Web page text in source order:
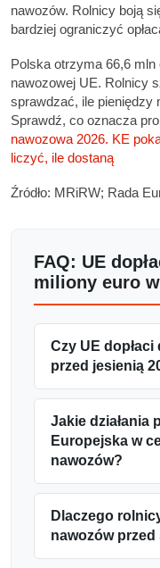
nawozów. Rolnicy boją
bardziej ograniczyć
Polska otrzyma 66,6
nawozowej UE. Rolnicy
sprawdzać, ile pieniędzy
Sprawdź, co oznacza
nawozowa 2026. KE
liczyć, ile dostaną
Źródło: MRiRW; Rada
FAQ: UE
miliony euro
Czy UE
przed jesienią
Jakie działania
Europejska w
nawozów?
Dlaczego
nawozów przed